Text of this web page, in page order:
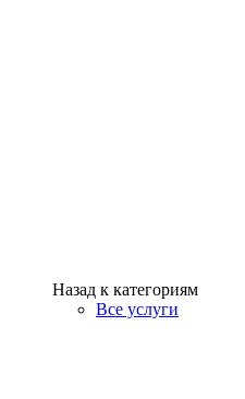
Назад к категориям
Все услуги